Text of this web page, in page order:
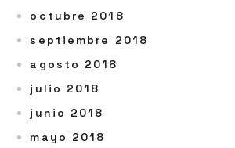
octubre 2018
septiembre 2018
agosto 2018
julio 2018
junio 2018
mayo 2018